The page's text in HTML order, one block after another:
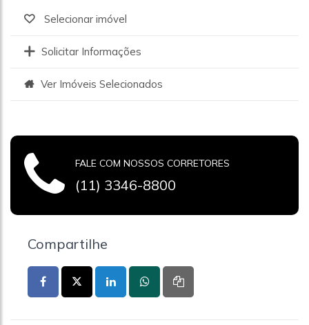
Selecionar imóvel
Solicitar Informações
Ver Imóveis Selecionados
FALE COM NOSSOS CORRETORES
(11) 3346-8800
Compartilhe